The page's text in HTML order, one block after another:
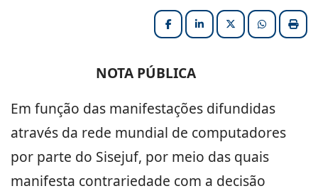
FacebookLinkedInX (formerly
NOTA PÚBLICA
Em função das manifestações difundidas
através da rede mundial de computadores
por parte do Sisejuf, por meio das quais
manifesta contrariedade com a decisão